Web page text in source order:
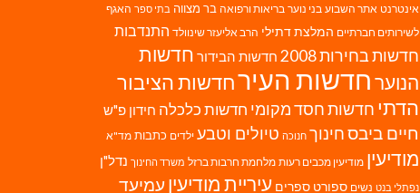
אינטרנט אתר השבוע בני נוער בריאות ורפואה בר מצווה בתי ספר האגף
לשירותים חברתיים המלצת דתילי הרב אליעזר שינוולד התנדבות
חדשות בחירות 2008 חדשות הבידור חדשות
הנוערחדשות העירחדשות הציבור
הדתי חדשות חסד מקומי חדשות כלכלה חידון פ"ש
חיים ביבסחינוך חנוכה טיולים וטבע ילדים כתבות מד"א
מודיעין מודיעין מכבים רעות מלחמת חרבות ברזל משרד החינוך נדל"ן
נפתלי בנט נשים ספורט ספרים עיריית מודיעין עמיעד